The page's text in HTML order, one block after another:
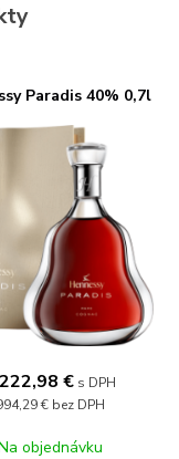
Paradis 40% 0,7l
€ s DPH
€ bez DPH
objednávku